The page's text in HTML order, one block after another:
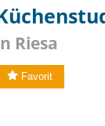
Riesa
Favorit